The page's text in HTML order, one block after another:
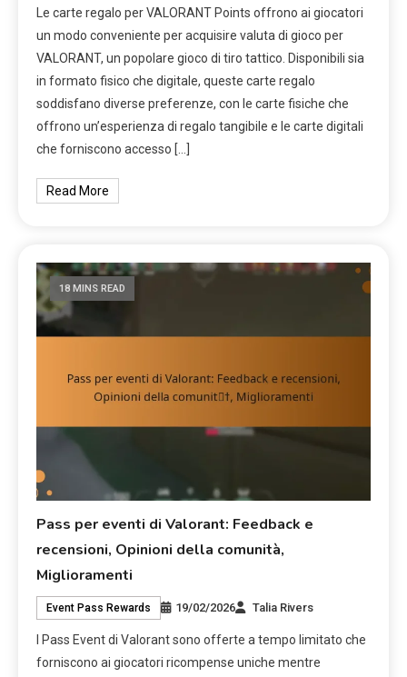
Le carte regalo per VALORANT Points offrono ai giocatori
un modo conveniente per acquisire valuta di gioco per
VALORANT, un popolare gioco di tiro tattico. Disponibili sia
in formato fisico che digitale, queste carte regalo
soddisfano diverse preferenze, con le carte fisiche che
offrono un’esperienza di regalo tangibile e le carte digitali
che forniscono accesso […]
Read More
18 MINS READ
Pass per eventi di Valorant: Feedback e
recensioni, Opinioni della comunità,
Miglioramenti
Event Pass Rewards 19/02/2026 Talia Rivers
I Pass Event di Valorant sono offerte a tempo limitato che
forniscono ai giocatori ricompense uniche mentre